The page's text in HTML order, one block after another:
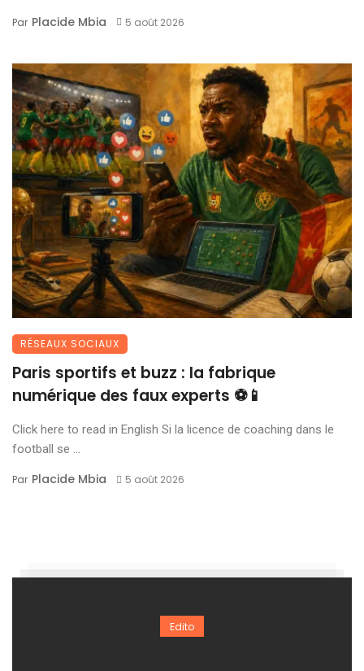
Par Placide Mbia 5 août 2026
RÉSEAUX SOCIAUX
Paris sportifs et buzz : la fabrique
numérique des faux experts ⚽📱
Click here to read in English Si la licence de coaching dans le
football se ...
Par Placide Mbia 5 août 2026
Edito